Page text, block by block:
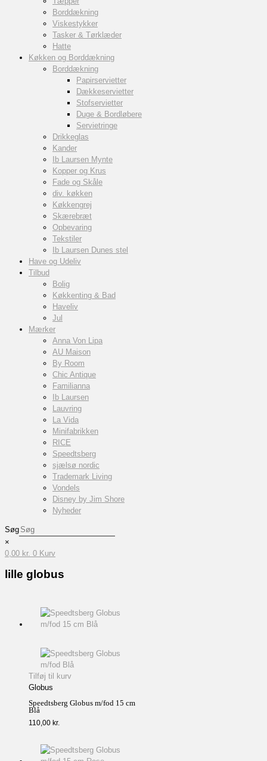
Borddækning
Viskestykker
Tasker & Tørklæder
Hatte
Køkken og Borddækning
Borddækning
Papirservietter
Dækkeservietter
Stofservietter
Duge & Bordløbere
Servietringe
Drikkeglas
Kander
Ib Laursen Mynte
Kopper og Krus
Fade og Skåle
div. køkken
Køkkengrej
Skærebræt
Opbevaring
Tekstiler
Ib Laursen Dunes stel
Have og Udeliv
Tilbud
Bolig
Køkkenting & Bad
Haveliv
Jul
Mærker
Anna Von Lipa
AU Maison
By Room
Chic Antique
Familianna
Ib Laursen
Lauvring
La Vida
Minifabrikken
RICE
Speedtsberg
sjælsø nordic
Trademark Living
Vondels
Disney by Jim Shore
Nyheder
Søg
×
0,00 kr. 0 Kurv
lille globus
Tilføj til kurv
Globus
Speedtsberg Globus m/fod 15 cm
Blå
110,00 kr.